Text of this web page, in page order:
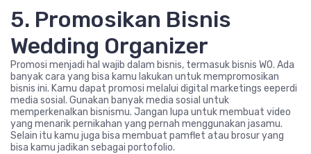
5. Promosikan Bisnis
Wedding Organizer
Promosi menjadi hal wajib dalam bisnis, termasuk bisnis WO. Ada
banyak cara yang bisa kamu lakukan untuk mempromosikan
bisnis ini. Kamu dapat promosi melalui digital marketings eeperdi
media sosial. Gunakan banyak media sosial untuk
memperkenalkan bisnismu. Jangan lupa untuk membuat video
yang menarik pernikahan yang pernah menggunakan jasamu.
Selain itu kamu juga bisa membuat pamflet atau brosur yang
bisa kamu jadikan sebagai portofolio.